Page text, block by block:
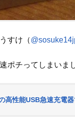
すけ（
ポチってしまいまし
高性能USB急速充電